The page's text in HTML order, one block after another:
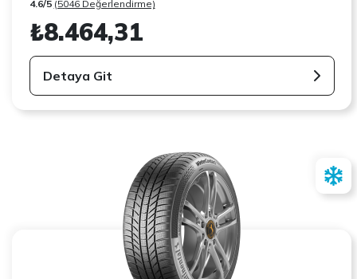
4.6/5 (5046 Değerlendirme)
₺8.464,31
Detaya Git